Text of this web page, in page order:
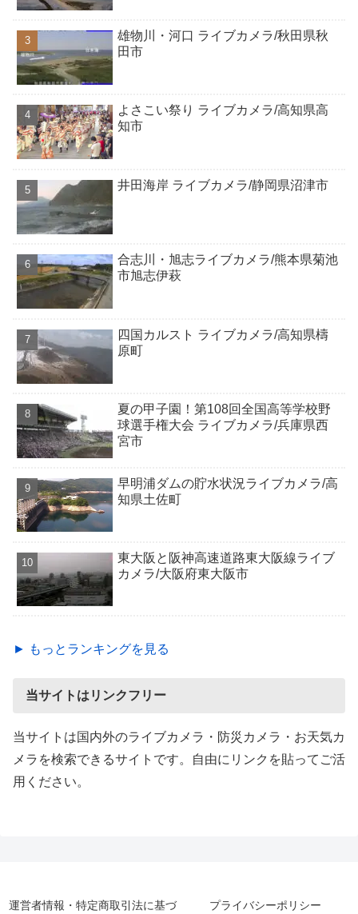
雄物川・河口 ライブカメラ/秋田県秋
田市
よさこい祭り ライブカメラ/高知県高
知市
井田海岸 ライブカメラ/静岡県沼津市
合志川・旭志ライブカメラ/熊本県菊池
市旭志伊萩
四国カルスト ライブカメラ/高知県檮
原町
夏の甲子園！第108回全国高等学校野
球選手権大会 ライブカメラ/兵庫県西
宮市
早明浦ダムの貯水状況ライブカメラ/高
知県土佐町
東大阪と阪神高速道路東大阪線ライブ
カメラ/大阪府東大阪市
► もっとランキングを見る
当サイトはリンクフリー
当サイトは国内外のライブカメラ・防災カメラ・お天気カ
メラを検索できるサイトです。自由にリンクを貼ってご活
用ください。
運営者情報・特定商取引法に基づ プライバシーポリシー